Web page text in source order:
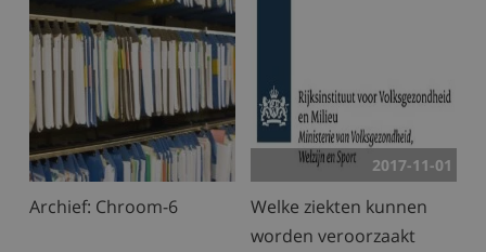
Archief: Chroom-6
2017-11-01
Welke ziekten kunnen
worden veroorzaakt